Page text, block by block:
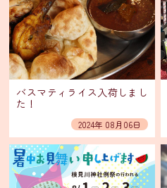
イ
ン
ス
タ
ラ
Facebook
バスマティライス入荷しまし
た！
2024年 08月06日